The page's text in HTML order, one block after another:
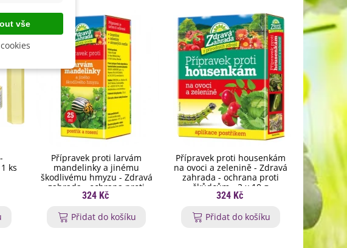
ks
Přípravek proti larvám
mandelinky a jinému
škodlivému hmyzu - Zdravá
zahrada - ochrana proti
škůdcům - 20 ml
324 Kč
Přidat do košíku
Přípravek proti housenkám
na ovoci a zelenině - Zdravá
zahrada - ochrana proti
škůdcům - 2 x 10 g
324 Kč
Přidat do košíku
domek
vše